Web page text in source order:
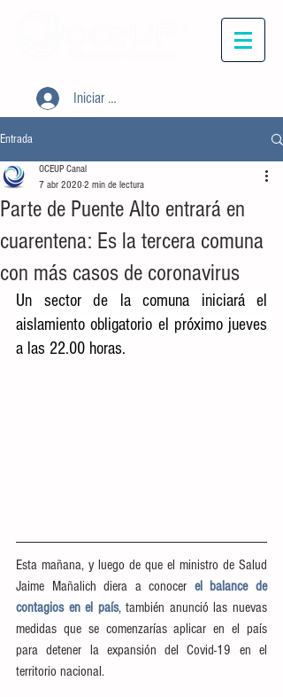
Iniciar sesión
Entrada
Parte de Puente Alto entrará en
cuarentena: Es la tercera comuna
con más casos de coronavirus
OCEUP Canal
7 abr 2020 2 min de lectura
Un sector de la comuna iniciará el
aislamiento obligatorio el próximo jueves
a las 22.00 horas.
Esta mañana, y luego de que el ministro de Salud
Jaime Mañalich diera a conocer el balance de
contagios en el país, también anunció las nuevas
medidas que se comenzarías aplicar en el país
para detener la expansión del Covid-19 en el
territorio nacional.